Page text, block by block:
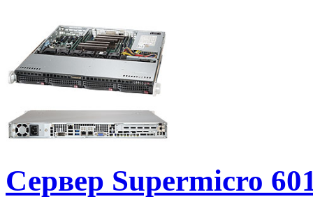
Сервер Supermicro